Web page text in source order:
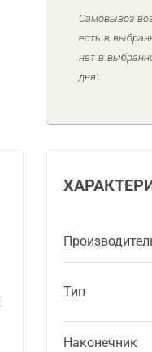
Самовывоз
есть в
нет в
дня.
Тип
Наконечник